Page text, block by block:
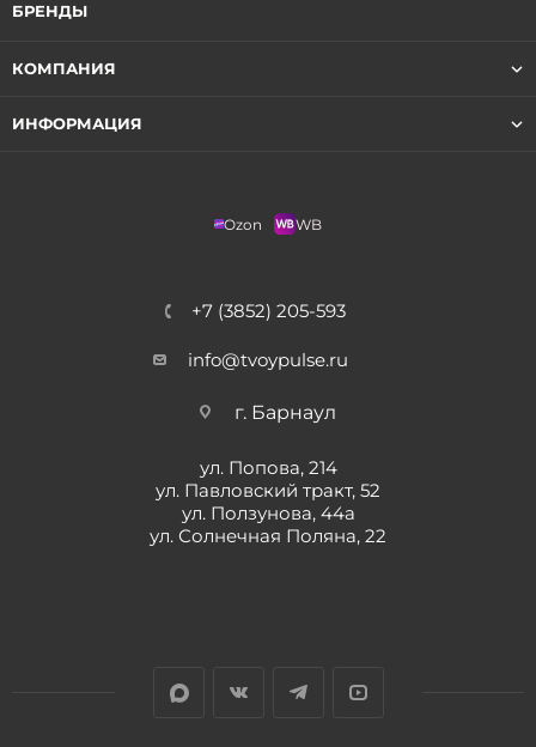
БРЕНДЫ
КОМПАНИЯ
ИНФОРМАЦИЯ
Ozon WB
+7 (3852) 205-593
info@tvoypulse.ru
г. Барнаул
ул. Попова, 214
ул. Павловский тракт, 52
ул. Ползунова, 44а
ул. Солнечная Поляна, 22